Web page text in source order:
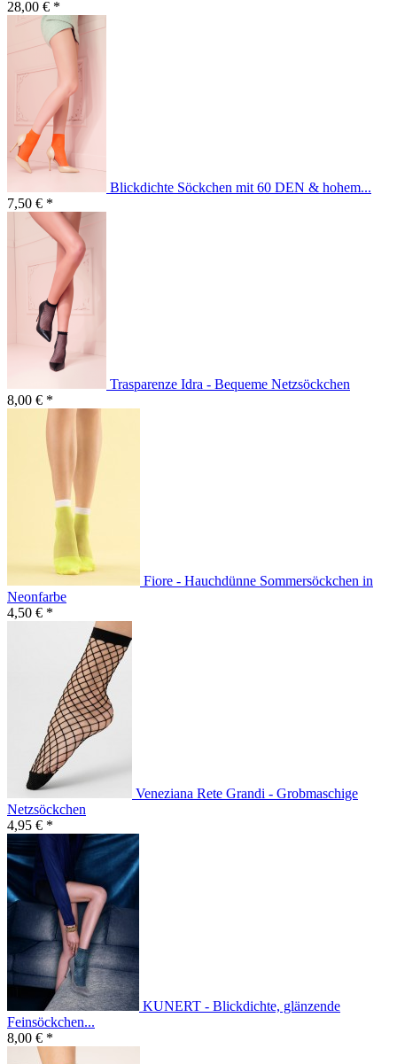
28,00 € *
Blickdichte Söckchen mit 60 DEN & hohem...
7,50 € *
Trasparenze Idra - Bequeme Netzsöckchen
8,00 € *
Fiore - Hauchdünne Sommersöckchen in
Neonfarbe
4,50 € *
Veneziana Rete Grandi - Grobmaschige
Netzsöckchen
4,95 € *
KUNERT - Blickdichte, glänzende
Feinsöckchen...
8,00 € *